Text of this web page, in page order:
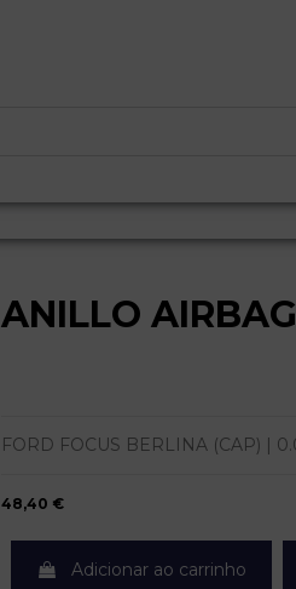
ANILLO
FORD FOCUS BERLINA (CAP) |
48,40 €
Adicionar ao carrinho